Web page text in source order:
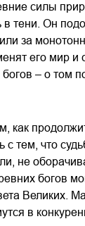
силы
тени. Он
за
его мир и
– о том
как
тем, что
не
богов
Великих.
в